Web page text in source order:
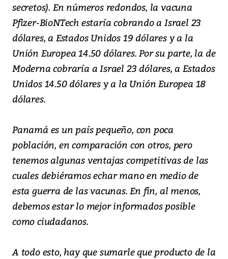
secretos). En números redondos, la vacuna
Pfizer-BioNTech estaría cobrando a Israel 23
dólares, a Estados Unidos 19 dólares y a la
Unión Europea 14.50 dólares. Por su parte, la de
Moderna cobraría a Israel 23 dólares, a Estados
Unidos 14.50 dólares y a la Unión Europea 18
dólares.
Panamá es un país pequeño, con poca
población, en comparación con otros, pero
tenemos algunas ventajas competitivas de las
cuales debiéramos echar mano en medio de
esta guerra de las vacunas. En fin, al menos,
debemos estar lo mejor informados posible
como ciudadanos.
A todo esto, hay que sumarle que producto de la